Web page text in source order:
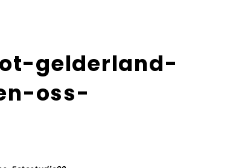
gelderland-
oss-